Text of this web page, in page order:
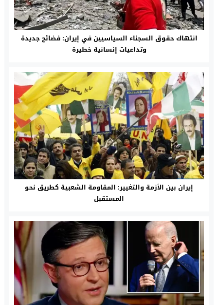
انتهاك حقوق السجناء السياسيين في إيران: فضائح جديدة
وتداعيات إنسانية خطيرة
إيران بين الأزمة والتغيير: المقاومة الشعبية كطريق نحو
المستقبل